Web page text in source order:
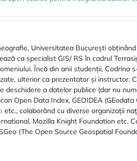
Universitatea București
ca specialist GIS/ RS în cadrul
Încă din anii studenții, Codrina
ulterior ca prezentator și instructor.
deschidere a datelor publice (dar nu
Open Data Index, GEOIDEA
etc., colaborând cu diverse organizații
Mozilla Knight Foundation etc.
(The Open Source Geospatial